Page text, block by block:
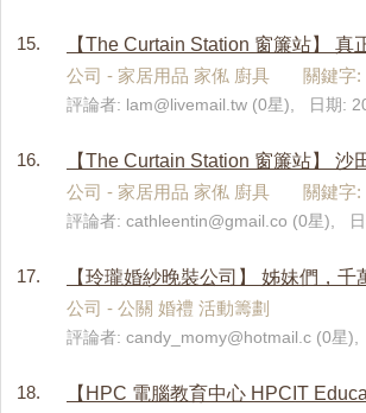
15.
【The Curtain Station 窗簾站】 真
公司 - 家居用品 家俬 廚具 關鍵字:
評論者: lam@livemail.tw (0星), 日期:
16.
【The Curtain Station 窗簾站】
公司 - 家居用品 家俬 廚具 關鍵字:
評論者: cathleentin@gmail.co (0星), 日
17.
【玲瓏婚紗晚裝公司】 姊妹們，
公司 - 公關 婚禮 活動籌劃
評論者: candy_momy@hotmail.c (0星
18.
【HPC 電腦教育中心 HPCIT